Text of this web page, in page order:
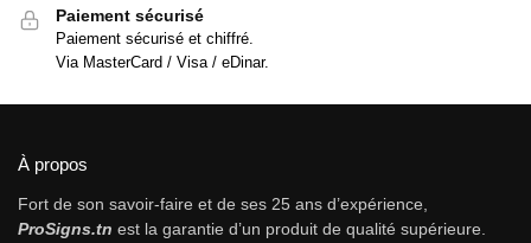
Paiement sécurisé
Paiement sécurisé et chiffré.
Via MasterCard / Visa / eDinar.
À propos
Fort de son savoir-faire et de ses 25 ans d’expérience,
ProSigns.tn est la garantie d’un produit de qualité supérieure.